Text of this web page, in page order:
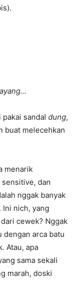
sandal dung,
buat melecehkan
menarik
dan
nggak banyak
Ini nich, yang
cewek? Nggak
dengan arca batu
Atau, apa
sama sekali
marah, doski